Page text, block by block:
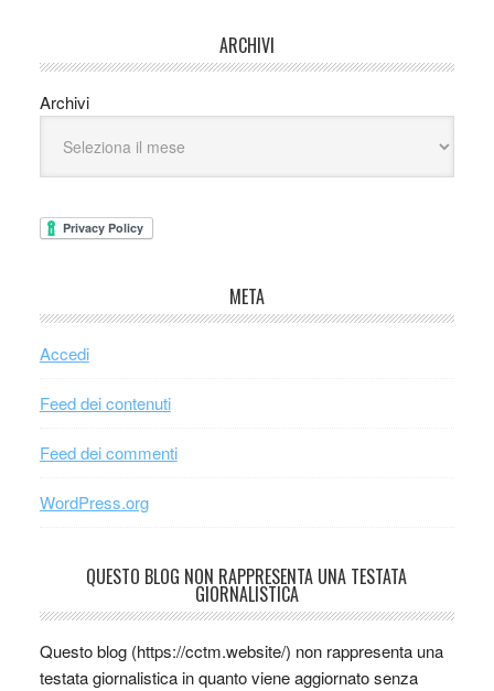
ARCHIVI
Archivi
META
Accedi
Feed dei contenuti
Feed dei commenti
WordPress.org
QUESTO BLOG NON RAPPRESENTA UNA TESTATA
GIORNALISTICA
Questo blog (https://cctm.website/) non rappresenta una
testata giornalistica in quanto viene aggiornato senza